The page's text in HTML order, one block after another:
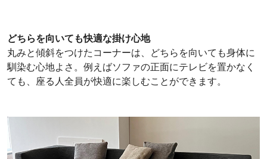
どちらを向いても快適な掛け心地
丸みと傾斜をつけたコーナーは、どちらを向いても身体に
馴染む心地よさ。例えばソファの正面にテレビを置かなく
ても、座る人全員が快適に楽しむことができます。